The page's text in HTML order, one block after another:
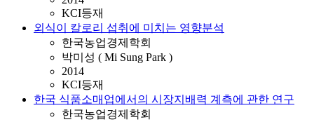
KCI등재
외식이 칼로리 섭취에 미치는 영향분석
한국농업경제학회
박미성 ( Mi Sung Park )
2014
KCI등재
한국 식품소매업에서의 시장지배력 계측에 관한 연구
한국농업경제학회